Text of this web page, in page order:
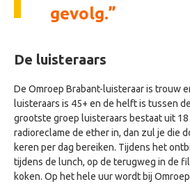
gevolg.
De luisteraars
De Omroep Brabant-luisteraar is trouw
luisteraars is 45+ en de helft is tussen
grootste groep luisteraars bestaat uit 18
radioreclame de ether in, dan zul je die
keren per dag bereiken. Tijdens het
tijdens de lunch, op de terugweg in de
koken. Op het hele uur wordt bij